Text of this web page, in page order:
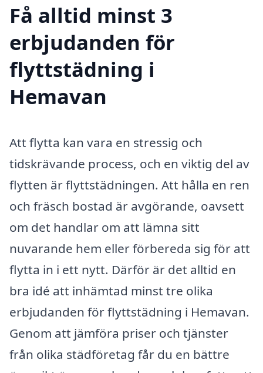
Få alltid minst 3
erbjudanden för
flyttstädning i
Hemavan
Att flytta kan vara en stressig och
tidskrävande process, och en viktig del av
flytten är flyttstädningen. Att hålla en ren
och fräsch bostad är avgörande, oavsett
om det handlar om att lämna sitt
nuvarande hem eller förbereda sig för att
flytta in i ett nytt. Därför är det alltid en
bra idé att inhämtad minst tre olika
erbjudanden för flyttstädning i Hemavan.
Genom att jämföra priser och tjänster
från olika städföretag får du en bättre